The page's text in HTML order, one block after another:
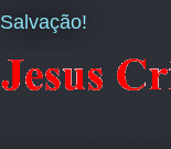
Salvação!